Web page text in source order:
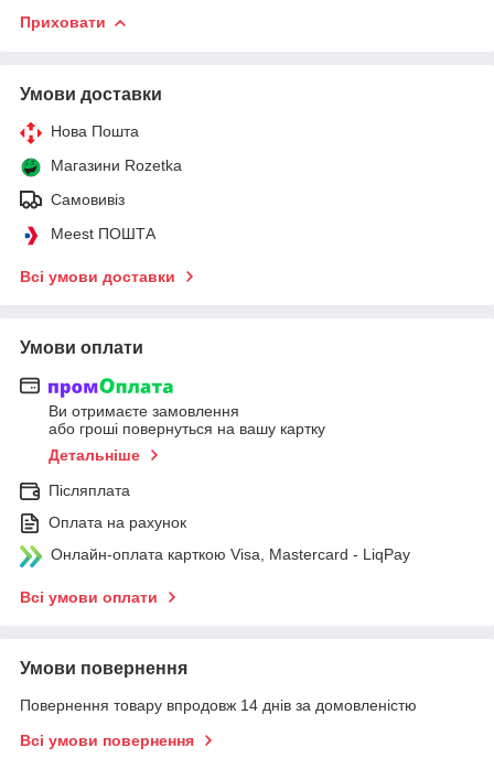
Приховати
Умови доставки
Нова Пошта
Магазини Rozetka
Самовивіз
Meest ПОШТА
Всі умови доставки
Умови оплати
Ви отримаєте замовлення
або гроші повернуться на вашу картку
Детальніше
Післяплата
Оплата на рахунок
Онлайн-оплата карткою Visa, Mastercard - LiqPay
Всі умови оплати
Умови повернення
Повернення товару впродовж 14 днів за домовленістю
Всі умови повернення